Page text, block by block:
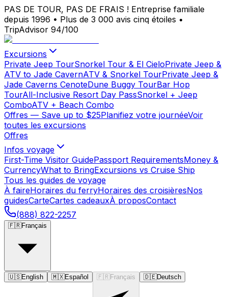
PAS DE TOUR, PAS DE FRAIS ! Entreprise familiale
depuis 1996 • Plus de 3 000 avis cinq étoiles •
TripAdvisor 94/100
Excursions
Private Jeep TourSnorkel Tour & El CieloPrivate Jeep &
ATV to Jade CavernATV & Snorkel TourPrivate Jeep &
Jade Caverns CenoteDune Buggy TourBar Hop
TourAll-Inclusive Resort Day PassSnorkel + Jeep
ComboATV + Beach Combo
Offres — Save up to $25Planifiez votre journéeVoir
toutes les excursions
Offres
Infos voyage
First-Time Visitor GuidePassport RequirementsMoney &
CurrencyWhat to BringExcursions vs Cruise Ship
Tous les guides de voyage
À faireHoraires du ferryHoraires des croisièresNos
guidesCarteCartes cadeauxÀ proposContact
(888) 822-2257
🇫🇷Français
🇺🇸English 🇲🇽Español 🇫🇷 Français 🇩🇪Deutsch